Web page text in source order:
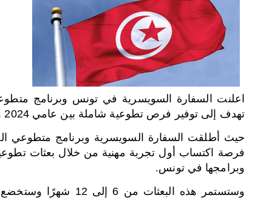
اعلنت السفارة السويسرية في تونس وبرنامج
تهدف إلى توفير فرص تطوعية شاملة بين عامي 2024 و2026
فرصة اكتساب أول تجربة مهنية من خلال بعثات
وبرامجها في تونس.
وستستمر هذه